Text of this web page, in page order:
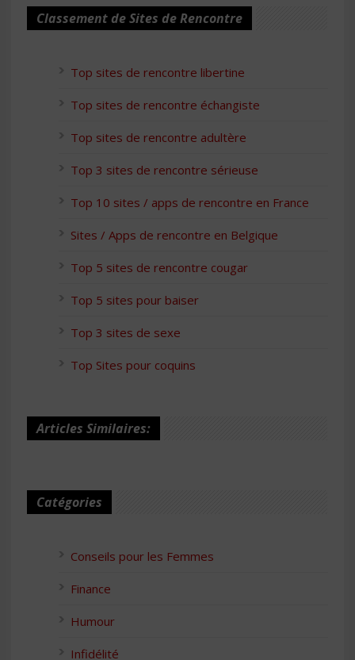
Classement de Sites de Rencontre
Top sites de rencontre libertine
Top sites de rencontre échangiste
Top sites de rencontre adultère
Top 3 sites de rencontre sérieuse
Top 10 sites / apps de rencontre en France
Sites / Apps de rencontre en Belgique
Top 5 sites de rencontre cougar
Top 5 sites pour baiser
Top 3 sites de sexe
Top Sites pour coquins
Articles Similaires:
Catégories
Conseils pour les Femmes
Finance
Humour
Infidélité